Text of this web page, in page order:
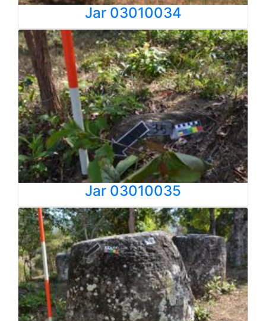
Jar 03010034
Jar 03010035